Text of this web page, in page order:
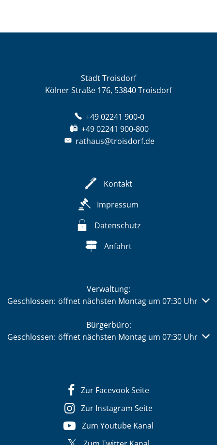
Stadt Troisdorf
Kölner Straße 176, 53840 Troisdorf
+49 02241 900-0
+49 02241 900-800
rathaus@troisdorf.de
Kontakt
Impressum
Datenschutz
Anfahrt
Verwaltung:
Klicken, um weitere Öffnungs- oder Schließzeiten
Geschlossen: öffnet nächsten Montag um 07:30 Uhr
Bürgerbüro:
Klicken, um weitere Öffnungs- oder Schließzeiten
Geschlossen: öffnet nächsten Montag um 07:30 Uhr
Zur Facevook Seite
Zur Instagram Seite
Zum Youtube Kanal